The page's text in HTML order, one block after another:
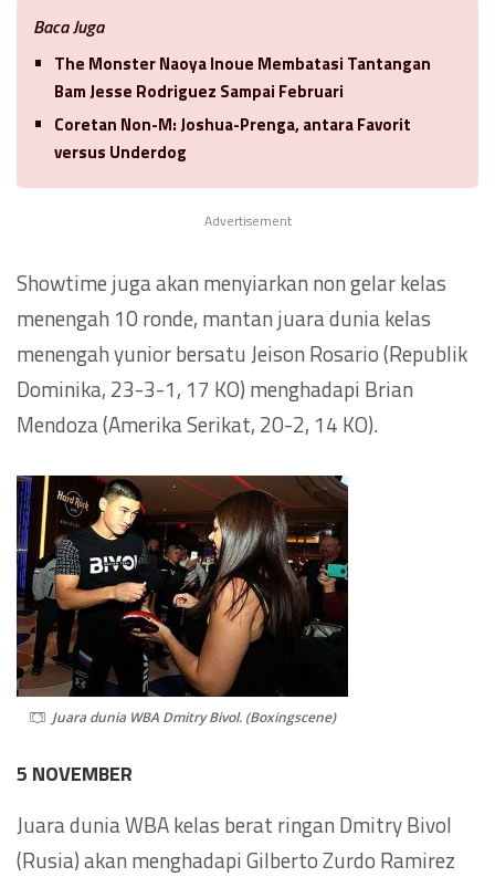
Baca Juga
The Monster Naoya Inoue Membatasi Tantangan
Bam Jesse Rodriguez Sampai Februari
Coretan Non-M: Joshua-Prenga, antara Favorit
versus Underdog
Advertisement
Showtime juga akan menyiarkan non gelar kelas
menengah 10 ronde, mantan juara dunia kelas
menengah yunior bersatu Jeison Rosario (Republik
Dominika, 23-3-1, 17 KO) menghadapi Brian
Mendoza (Amerika Serikat, 20-2, 14 KO).
Juara dunia WBA Dmitry Bivol. (Boxingscene)
5 NOVEMBER
Juara dunia WBA kelas berat ringan Dmitry Bivol
(Rusia) akan menghadapi Gilberto Zurdo Ramirez